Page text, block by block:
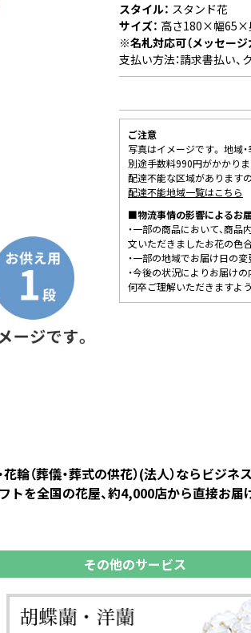
スタイル： スタンド花
サイズ： 高さ180×幅65×
※名札対応可（メッセー
支払い方法：請求書払い
ご注意
写真はイメージです。 地域
別途手数料990円がかかりま
配達不能な区域があります
配達不能地域一覧はこちら
■物流事情の影響によるお
・一部の商品において、商
文いただきましたお花の色
・一部の地域でお届け日の
・今後の状況によりお届け
何卒ご理解いただきますよ
輪（葬儀・葬式の供花）(法人）ならビ
を全国の花屋、約4,000店から直接お届
その他のサービス